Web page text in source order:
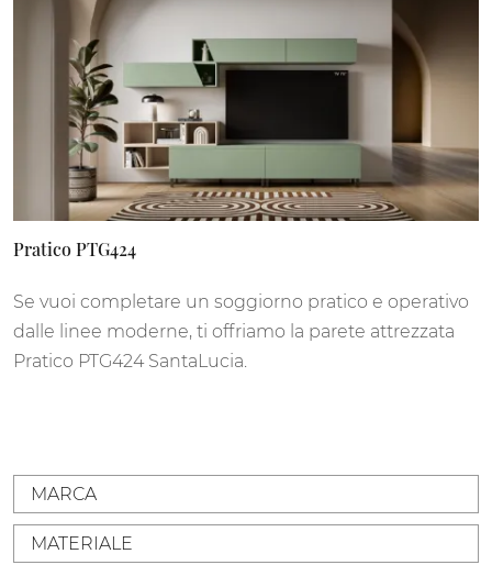
Pratico PTG424
Se vuoi completare un soggiorno pratico e operativo
dalle linee moderne, ti offriamo la parete attrezzata
Pratico PTG424 SantaLucia.
MARCA
MATERIALE